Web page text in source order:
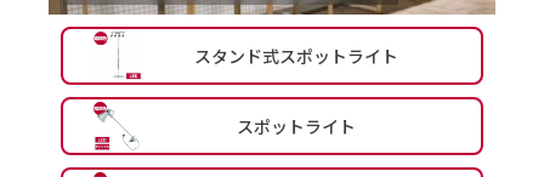
スタンド式スポットライト
スポットライト